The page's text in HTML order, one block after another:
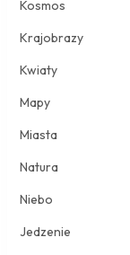
Kosmos
Krajobrazy
Kwiaty
Mapy
Miasta
Natura
Niebo
Jedzenie